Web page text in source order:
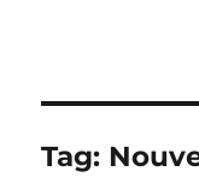
Tag: